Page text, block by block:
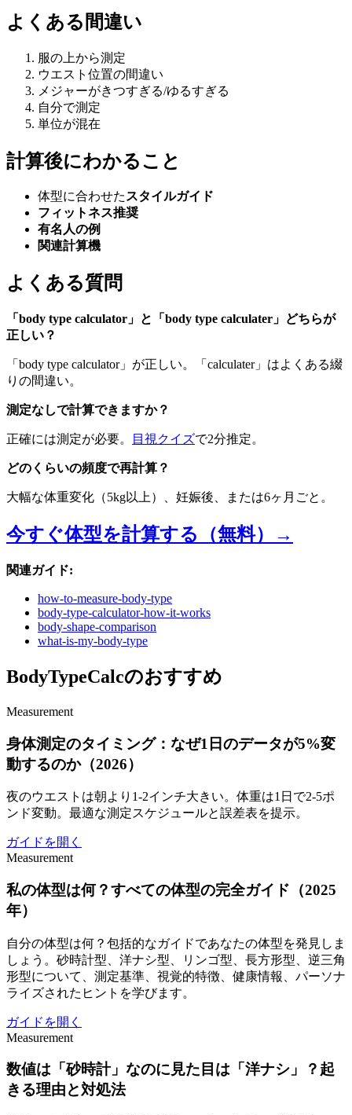
よくある間違い
服の上から測定
ウエスト位置の間違い
メジャーがきつすぎる/ゆるすぎる
自分で測定
単位が混在
計算後にわかること
体型に合わせたスタイルガイド
フィットネス推奨
有名人の例
関連計算機
よくある質問
「body type calculator」と「body type calculater」どちらが
正しい？
「body type calculator」が正しい。「calculater」はよくある綴
りの間違い。
測定なしで計算できますか？
正確には測定が必要。 目視クイズで2分推定。
どのくらいの頻度で再計算？
大幅な体重変化（5kg以上）、妊娠後、または6ヶ月ごと。
今すぐ体型を計算する（無料）→
関連ガイド:
how-to-measure-body-type
body-type-calculator-how-it-works
body-shape-comparison
what-is-my-body-type
BodyTypeCalcのおすすめ
Measurement
身体測定のタイミング：なぜ1日のデータが5%変
動するのか（2026）
夜のウエストは朝より1-2インチ大きい。体重は1日で2-5ポ
ンド変動。最適な測定スケジュールと誤差表を提示。
ガイドを開く
Measurement
私の体型は何？すべての体型の完全ガイド（2025
年）
自分の体型は何？包括的なガイドであなたの体型を発見しま
しょう。砂時計型、洋ナシ型、リンゴ型、長方形型、逆三角
形型について、測定基準、視覚的特徴、健康情報、パーソナ
ライズされたヒントを学びます。
ガイドを開く
Measurement
数値は「砂時計」なのに見た目は「洋ナシ」？起
きる理由と対処法